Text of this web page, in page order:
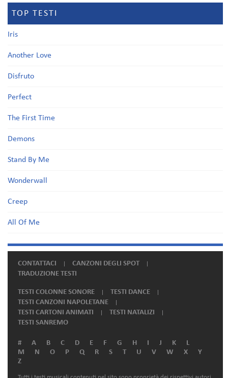
TOP TESTI
Iris
Another Love
Disfruto
Perfect
The First Time
Demons
Stand By Me
Wonderwall
Creep
All Of Me
CONTATTACI
CANZONI DEGLI SPOT
TRADUZIONE TESTI
TESTI COLONNE SONORE
TESTI DANCE
TESTI CANZONI NAPOLETANE
TESTI CARTONI ANIMATI
TESTI NATALIZI
TESTI SANREMO
# A B C D E F G H I J K
L
M
N O P Q R S T U V W X
Y
Z